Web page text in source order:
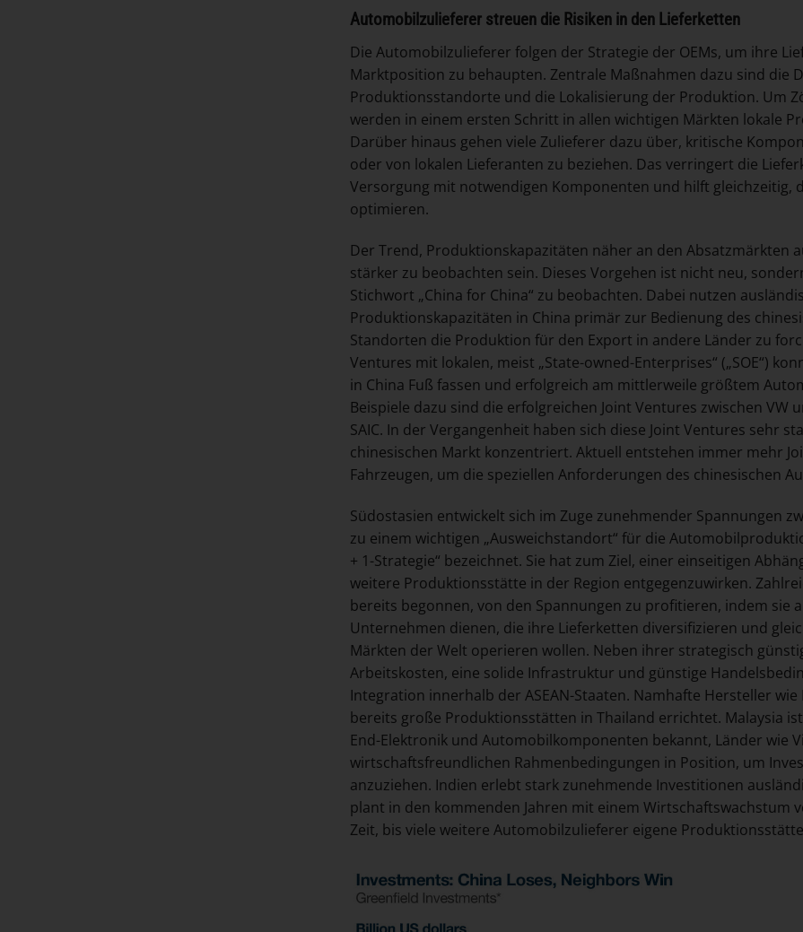
Automobilzulieferer streuen die Risiken in den Lieferketten
Die Automobilzulieferer folgen der Strategie der OEMs, um ihre
Marktposition zu behaupten. Zentrale Maßnahmen dazu sind die
Produktionsstandorte und die Lokalisierung der Produktion. Um
werden in einem ersten Schritt in allen wichtigen Märkten lokale
Darüber hinaus gehen viele Zulieferer dazu über, kritische
oder von lokalen Lieferanten zu beziehen. Das verringert die
Versorgung mit notwendigen Komponenten und hilft gleichzeitig,
optimieren.
Der Trend, Produktionskapazitäten näher an den Absatzmärkten
stärker zu beobachten sein. Dieses Vorgehen ist nicht neu,
Stichwort „China for China“ zu beobachten. Dabei nutzen
Produktionskapazitäten in China primär zur Bedienung des
Standorten die Produktion für den Export in andere Länder zu
Ventures mit lokalen, meist „State-owned-Enterprises“ („SOE“)
in China Fuß fassen und erfolgreich am mittlerweile größtem
Beispiele dazu sind die erfolgreichen Joint Ventures zwischen VW
SAIC. In der Vergangenheit haben sich diese Joint Ventures sehr
chinesischen Markt konzentriert. Aktuell entstehen immer mehr
Fahrzeugen, um die speziellen Anforderungen des chinesischen
Südostasien entwickelt sich im Zuge zunehmender Spannungen
zu einem wichtigen „Ausweichstandort“ für die
+ 1-Strategie“ bezeichnet. Sie hat zum Ziel, einer einseitigen
weitere Produktionsstätte in der Region entgegenzuwirken.
bereits begonnen, von den Spannungen zu profitieren, indem
Unternehmen dienen, die ihre Lieferketten diversifizieren und
Märkten der Welt operieren wollen. Neben ihrer strategisch
Arbeitskosten, eine solide Infrastruktur und günstige
Integration innerhalb der ASEAN-Staaten. Namhafte Hersteller
bereits große Produktionsstätten in Thailand errichtet. Malaysia
End-Elektronik und Automobilkomponenten bekannt, Länder wie
wirtschaftsfreundlichen Rahmenbedingungen in Position, um
anzuziehen. Indien erlebt stark zunehmende Investitionen
plant in den kommenden Jahren mit einem Wirtschaftswachstum
Zeit, bis viele weitere Automobilzulieferer eigene